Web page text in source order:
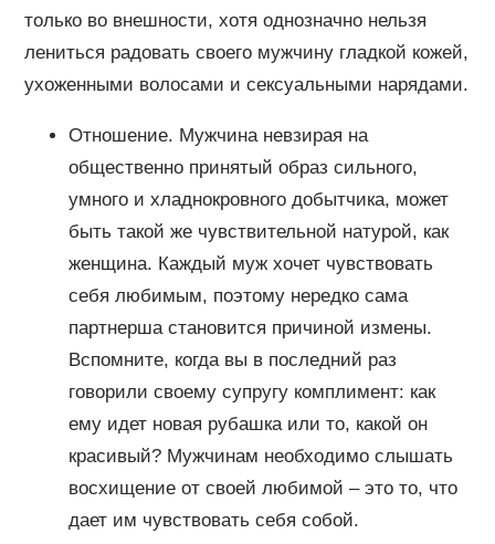
только во внешности, хотя однозначно нельзя
лениться радовать своего мужчину гладкой кожей,
ухоженными волосами и сексуальными нарядами.
Отношение. Мужчина невзирая на
общественно принятый образ сильного,
умного и хладнокровного добытчика, может
быть такой же чувствительной натурой, как
женщина. Каждый муж хочет чувствовать
себя любимым, поэтому нередко сама
партнерша становится причиной измены.
Вспомните, когда вы в последний раз
говорили своему супругу комплимент: как
ему идет новая рубашка или то, какой он
красивый? Мужчинам необходимо слышать
восхищение от своей любимой – это то, что
дает им чувствовать себя собой.